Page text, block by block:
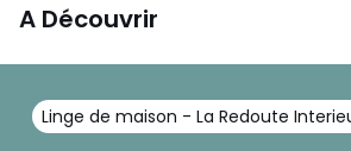
A Découvrir
Linge de maison - La Redoute